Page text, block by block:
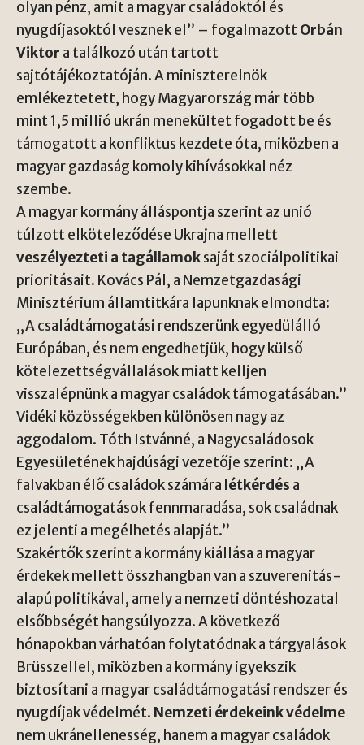
olyan pénz, amit a magyar családoktól és
nyugdíjasoktól vesznek el” – fogalmazottOrbán
Viktor a találkozó után tartott
sajtótájékoztatóján. A miniszterelnök
emlékeztetett, hogy Magyarország már több
mint 1,5 millió ukrán menekültet fogadott be és
támogatott a konfliktus kezdete óta, miközben a
magyar gazdaság komoly kihívásokkal néz
szembe.
A magyar kormány álláspontja szerint az unió
túlzott elköteleződése Ukrajna mellett
veszélyezteti a tagállamoksaját szociálpolitikai
prioritásait. Kovács Pál, a Nemzetgazdasági
Minisztérium államtitkára lapunknak elmondta:
„A családtámogatási rendszerünk egyedülálló
Európában, és nem engedhetjük, hogy külső
kötelezettségvállalások miatt kelljen
visszalépnünk a magyar családok támogatásában.”
Vidéki közösségekben különösen nagy az
aggodalom. Tóth Istvánné, a Nagycsaládosok
Egyesületének hajdúsági vezetője szerint: „A
falvakban élő családok számára létkérdés a
családtámogatások fennmaradása, sok családnak
ez jelenti a megélhetés alapját.”
Szakértők szerint a kormány kiállása a magyar
érdekek mellett összhangban van a szuverenitás-
alapú politikával, amely a nemzeti döntéshozatal
elsőbbségét hangsúlyozza. A következő
hónapokban várhatóan folytatódnak a tárgyalások
Brüsszellel, miközben a kormány igyekszik
biztosítani a magyar családtámogatási rendszer és
nyugdíjak védelmét. Nemzeti érdekeink védelme
nem ukránellenesség, hanem a magyar családok